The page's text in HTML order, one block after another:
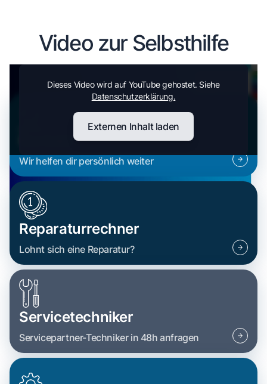
Video zur Selbsthilfe
Dieses Video wird auf YouTube gehostet. Siehe
Datenschutzerklärung.
Externen Inhalt laden
Wir helfen dir persönlich weiter
Reparaturrechner
Lohnt sich eine Reparatur?
Servicetechniker
Servicepartner-Techniker in 48h anfragen